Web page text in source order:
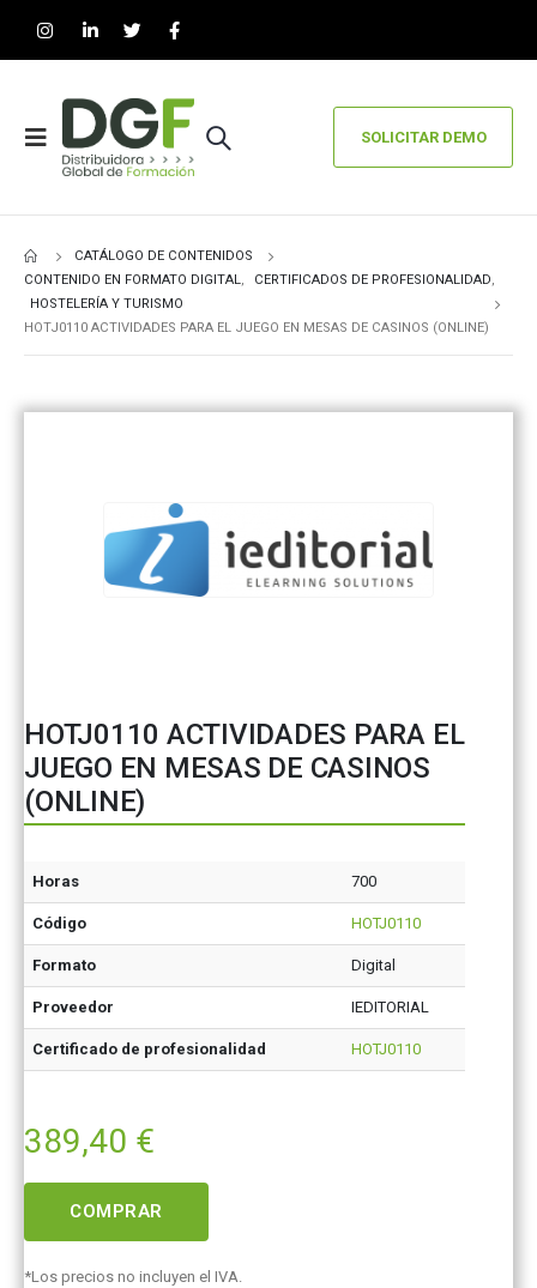
SOLICITAR DEMO
CATÁLOGO DE CONTENIDOS
CONTENIDO EN FORMATO DIGITAL, CERTIFICADOS DE PROFESIONALIDAD,
HOSTELERÍA Y TURISMO
HOTJ0110 ACTIVIDADES PARA EL JUEGO EN MESAS DE CASINOS (ONLINE)
HOTJ0110 ACTIVIDADES PARA EL
JUEGO EN MESAS DE CASINOS
(ONLINE)
Horas 700
Código HOTJ0110
Formato Digital
Proveedor IEDITORIAL
Certificado de profesionalidad HOTJ0110
389,40 €
COMPRAR
*Los precios no incluyen el IVA.